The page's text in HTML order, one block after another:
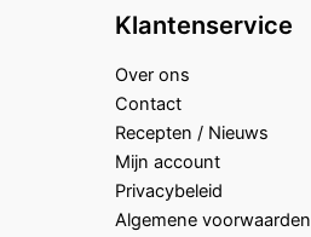
Klantenservice
Over ons
Contact
Recepten / Nieuws
Mijn account
Privacybeleid
Algemene voorwaarden